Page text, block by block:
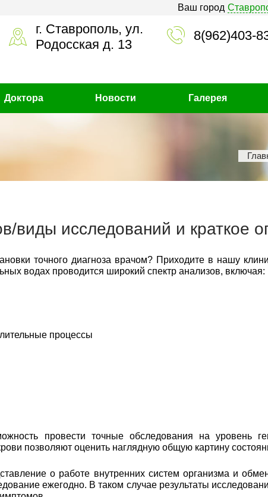
Ваш город
г. Ставрополь, ул.
Родосская д. 13
8(962)403-
Доктора Новости Галерея
виды исследований и краткое
точного диагноза врачом? Приходите в нашу
водах проводится широкий спектр анализов, включая:
процессы
провести точные обследования на уровень
позволяют оценить наглядную общую картину
о работе внутренних систем организма и
ежегодно. В таком случае результаты